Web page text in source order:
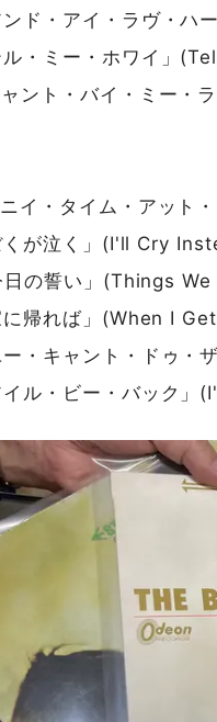
ド・アイ・ラヴ・ハ
・ミー・ホワイ」
ント・バイ・ミー・
イ・タイム・アット
くが泣く」(I'll Cry
日の誓い」(Things
帰れば」(When I
・キャント・ドゥ
ル・ビー・バック」